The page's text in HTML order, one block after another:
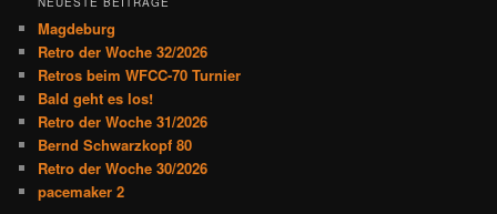
a
v
i
g
a
t
i
o
n
Magdeburg
Retro der Woche 32/2026
Retros beim WFCC-70 Turnier
Bald geht es los!
Retro der Woche 31/2026
Bernd Schwarzkopf 80
Retro der Woche 30/2026
pacemaker 2